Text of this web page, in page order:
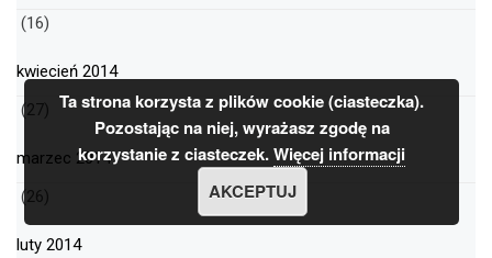
(16)
kwiecień 2014
(27)
marzec 2014
(26)
luty 2014
Ta strona korzysta z plików cookie (ciasteczka).
Pozostając na niej, wyrażasz zgodę na
korzystanie z ciasteczek.Więcej informacji
AKCEPTUJ